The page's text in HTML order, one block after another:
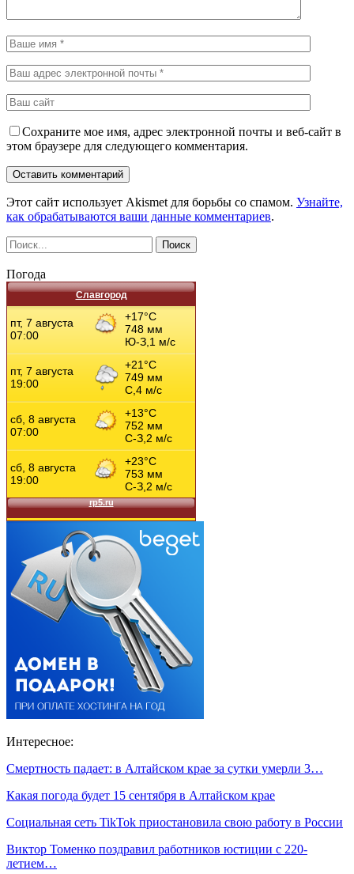
Сохраните мое имя, адрес электронной почты и веб-сайт в
этом браузере для следующего комментария.
Этот сайт использует Akismet для борьбы со спамом. Узнайте,
как обрабатываются ваши данные комментариев.
Погода
Славгород
Интересное:
Смертность падает: в Алтайском крае за сутки умерли 3…
Какая погода будет 15 сентября в Алтайском крае
Социальная сеть TikTok приостановила свою работу в России
Виктор Томенко поздравил работников юстиции с 220-
летием…